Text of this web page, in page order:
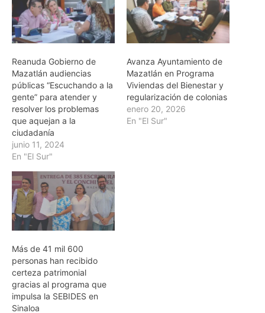
Reanuda Gobierno de
Mazatlán audiencias
públicas “Escuchando a la
gente” para atender y
resolver los problemas
que aquejan a la
ciudadanía
junio 11, 2024
En "El Sur"
Avanza Ayuntamiento de
Mazatlán en Programa
Viviendas del Bienestar y
regularización de colonias
enero 20, 2026
En "El Sur"
Más de 41 mil 600
personas han recibido
certeza patrimonial
gracias al programa que
impulsa la SEBIDES en
Sinaloa